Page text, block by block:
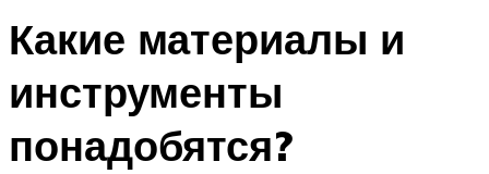
Какие материалы и
инструменты
понадобятся?